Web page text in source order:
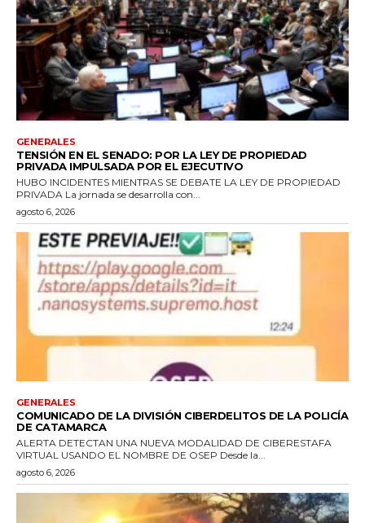
GENERALES
TENSIÓN EN EL SENADO: POR LA LEY DE PROPIEDAD
PRIVADA IMPULSADA POR EL EJECUTIVO
HUBO INCIDENTES MIENTRAS SE DEBATE LA LEY DE PROPIEDAD
PRIVADA La jornada se desarrolla con...
agosto 6, 2026
GENERALES
COMUNICADO DE LA DIVISIÓN CIBERDELITOS DE LA POLICÍA
DE CATAMARCA
ALERTA DETECTAN UNA NUEVA MODALIDAD DE CIBERESTAFA
VIRTUAL USANDO EL NOMBRE DE OSEP Desde la...
agosto 6, 2026